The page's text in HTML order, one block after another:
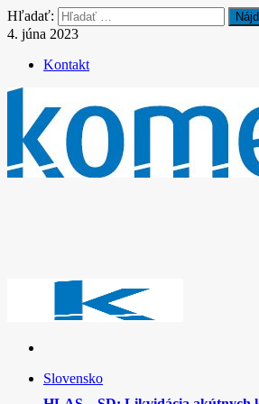
Hľadať:
4. júna 2023
Kontakt
Slovensko